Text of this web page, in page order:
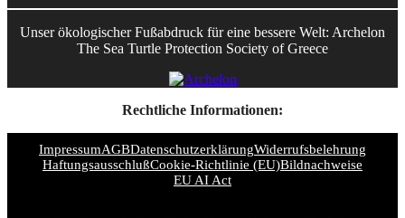
Unser ökologischer Fußabdruck für eine bessere Welt: Archelon
The Sea Turtle Protection Society of Greece
Rechtliche Informationen:
ImpressumAGBDatenschutzerklärungWiderrufsbelehrung
HaftungsausschlußCookie-Richtlinie (EU)Bildnachweise
EU AI Act